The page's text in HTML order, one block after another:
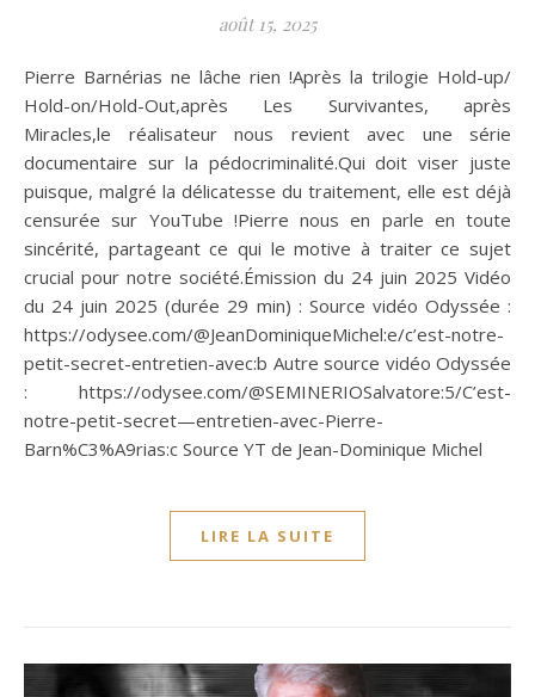
août 15, 2025
Pierre Barnérias ne lâche rien !Après la trilogie Hold-up/
Hold-on/Hold-Out,après Les Survivantes, après
Miracles,le réalisateur nous revient avec une série
documentaire sur la pédocriminalité.Qui doit viser juste
puisque, malgré la délicatesse du traitement, elle est déjà
censurée sur YouTube !Pierre nous en parle en toute
sincérité, partageant ce qui le motive à traiter ce sujet
crucial pour notre société.Émission du 24 juin 2025 Vidéo
du 24 juin 2025 (durée 29 min) : Source vidéo Odyssée :
https://odysee.com/@JeanDominiqueMichel:e/c’est-notre-
petit-secret-entretien-avec:b Autre source vidéo Odyssée
: https://odysee.com/@SEMINERIOSalvatore:5/C’est-
notre-petit-secret—entretien-avec-Pierre-
Barn%C3%A9rias:c Source YT de Jean-Dominique Michel
LIRE LA SUITE